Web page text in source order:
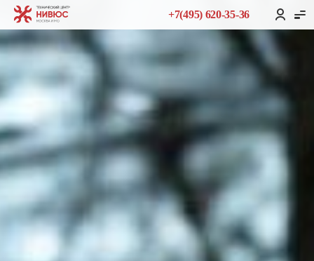
+7(495) 620-35-36